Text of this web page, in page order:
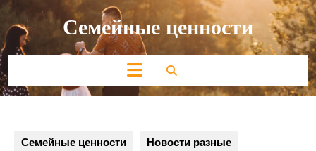
Перейти
содержимому Семейные ценности
Кнопка
Открыть
Семейные ценности Новости разные